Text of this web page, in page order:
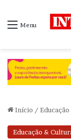
Menu
Início /
Educação &